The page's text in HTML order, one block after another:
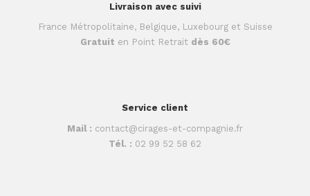
Livraison avec suivi
France Métropolitaine, Belgique, Luxebourg et Suisse
Gratuit en Point Retrait dès 60€
Service client
Mail : contact@cirages-et-compagnie.fr
Tél. : 02 99 52 58 62